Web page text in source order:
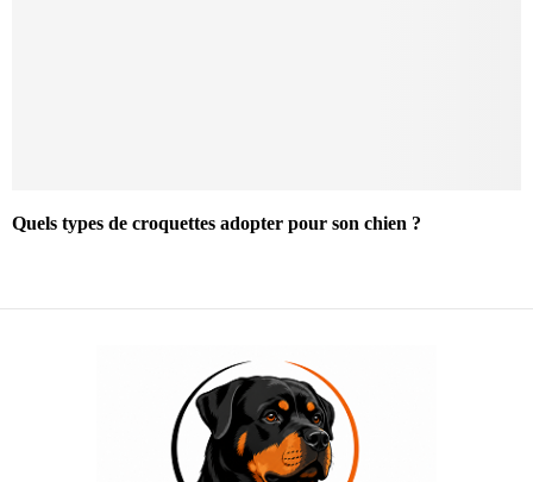
Quels types de croquettes adopter pour son chien ?